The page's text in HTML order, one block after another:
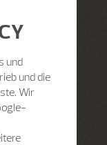
und
und die
Wir